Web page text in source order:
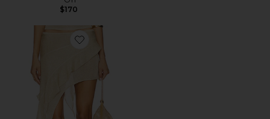
$170
Favorite PALISADES スカート